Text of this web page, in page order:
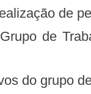
de
do grupo